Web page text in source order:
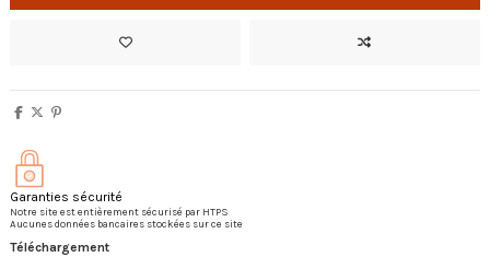
Garanties sécurité
Notre site est entièrement sécurisé par HTPS
Aucunes données bancaires stockées sur ce site
Téléchargement